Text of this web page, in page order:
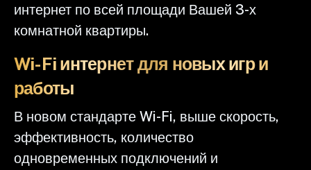
интернет по всей площади Вашей 3-х
комнатной квартиры.
Wi-Fi интернет для новых игр и
работы
В новом стандарте Wi-Fi, выше скорость,
эффективность, количество
одновременных подключений и